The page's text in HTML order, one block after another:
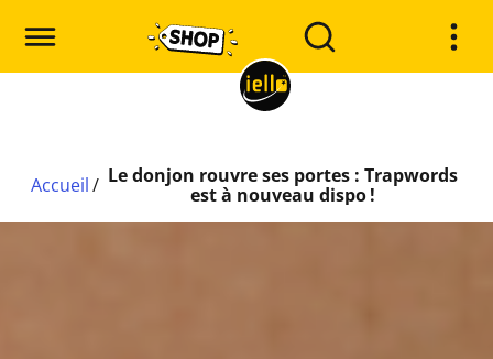
Accueil/ Le donjon rouvre ses portes : Trapwords
est à nouveau dispo !